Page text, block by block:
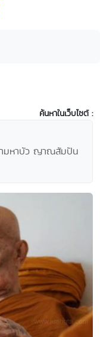
ค้นหาในเว็บไซต์ :
มหาบัว ญาณสัมปัน